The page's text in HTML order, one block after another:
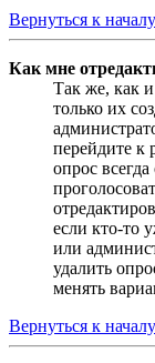
Вернуться к началу
Как мне
Так же, как
только их
перейдите к
опрос
если кто-то
или
удалить
менять
Вернуться к началу